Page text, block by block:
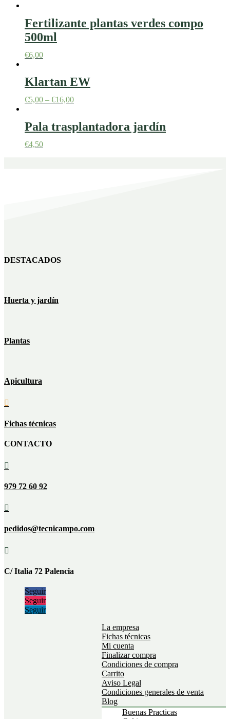
Fertilizante plantas verdes compo
500ml
€6,00
Klartan EW
€5,00 – €16,00
Pala trasplantadora jardín
€4,50
DESTACADOS
Huerta y jardín
Plantas
Apicultura

Fichas técnicas
CONTACTO

979 72 60 92

pedidos@tecnicampo.com

C/ Italia 72 Palencia
Seguir
Seguir
Seguir
La empresa
Fichas técnicas
Mi cuenta
Finalizar compra
Condiciones de compra
Carrito
Aviso Legal
Condiciones generales de venta
Blog
Buenas Practicas